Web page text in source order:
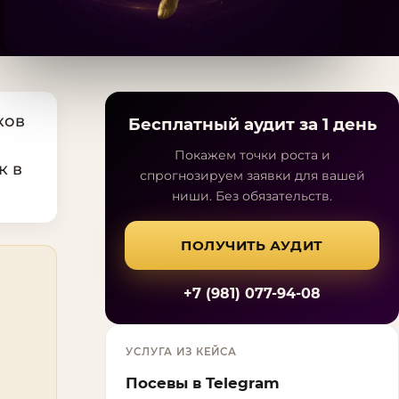
в
Бесплатный аудит за 1 день
Покажем точки роста и
спрогнозируем заявки для вашей
ниши. Без обязательств.
ПОЛУЧИТЬ АУДИТ
+7 (981) 077-94-08
УСЛУГА ИЗ КЕЙСА
Посевы в Telegram